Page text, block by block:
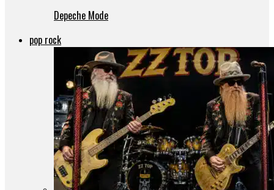
Depeche Mode
pop rock